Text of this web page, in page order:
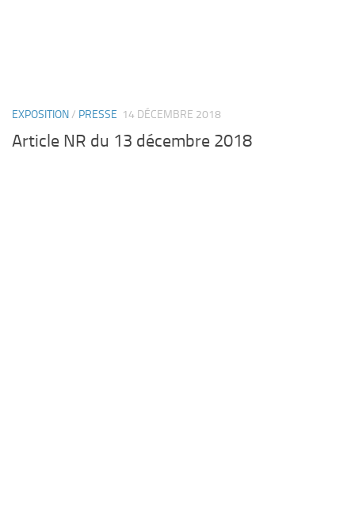
EXPOSITION/ PRESSE 14 DÉCEMBRE 2018
Article NR du 13 décembre 2018